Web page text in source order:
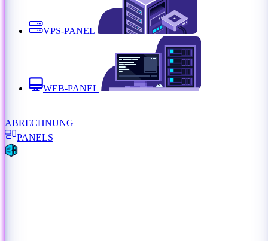
VPS-PANEL
WEB-PANEL
ABRECHNUNG
PANELS